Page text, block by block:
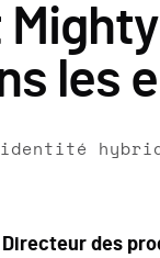
les
des